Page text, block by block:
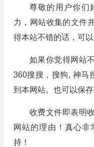
尊敬的用户你们
力，网站收集的文件
得本站不错的话，可
如果你觉得网站
360搜搜，搜狗, 神马
到本网站。也可以保存
收费文件即表明
网站的理由！真心
持！